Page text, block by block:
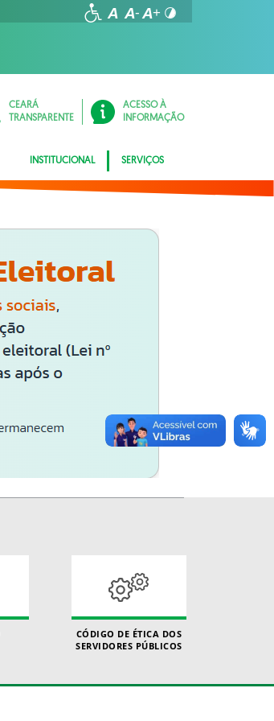
CEARÁ
TRANSPARENTE
ACESSO À
INFORMAÇÃO
INSTITUCIONAL SERVIÇOS
CÓDIGO DE ÉTICA DOS
SERVIDORES PÚBLICOS